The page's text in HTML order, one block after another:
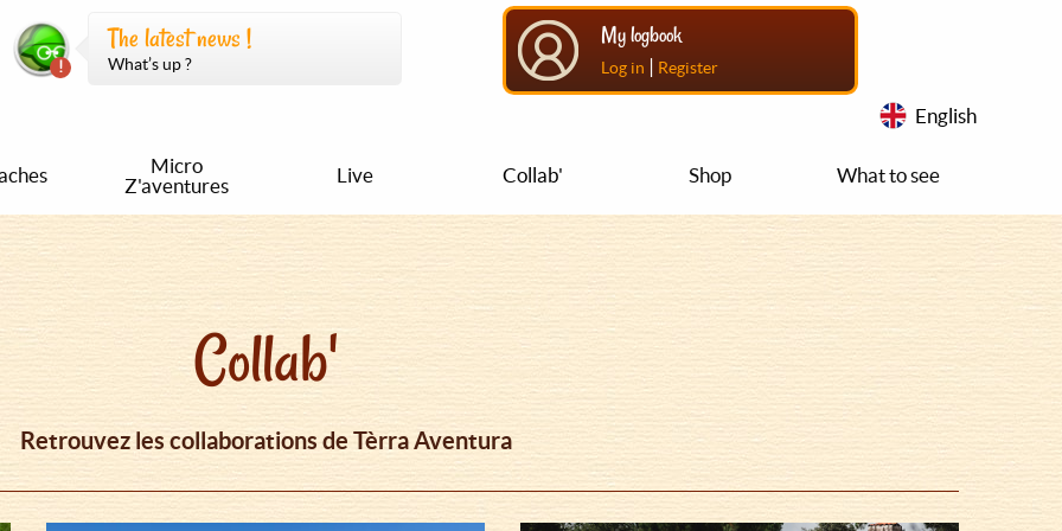
The latest news !
What’s up ?
My logbook
Log in | Register
English
Micro
Z'aventures
Live Collab' Shop What to see
Collab'
Retrouvez les collaborations de Tèrra Aventura